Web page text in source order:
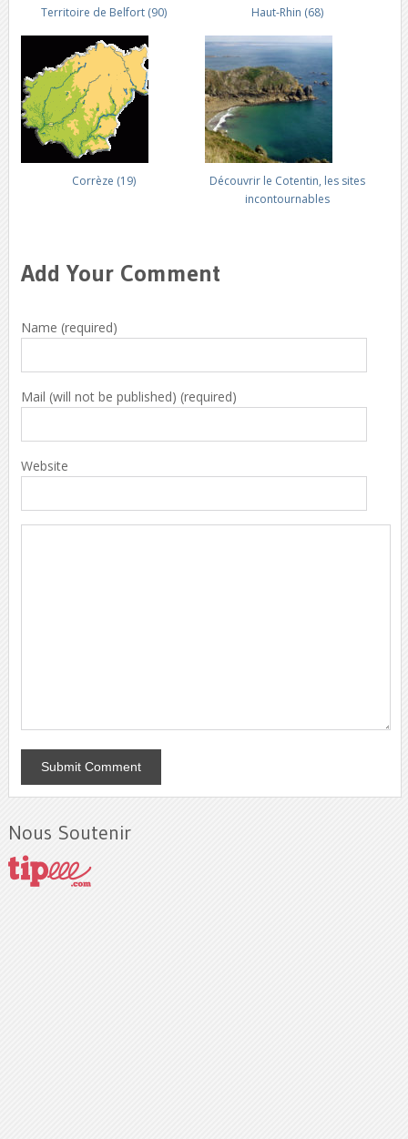
Territoire de Belfort (90) Haut-Rhin (68)
Corrèze (19)
Découvrir le Cotentin, les sites
incontournables
Add Your Comment
Name (required)
Mail (will not be published) (required)
Website
Nous Soutenir